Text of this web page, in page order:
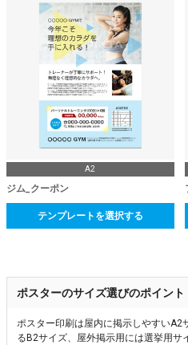
A2
ジム_クーポン
テンプレートを選択する
ポスターのサイズ選びのポイント
ポスター印刷は屋内に掲示しやすいA2
るB2サイズ、屋外掲示用には選挙用サ